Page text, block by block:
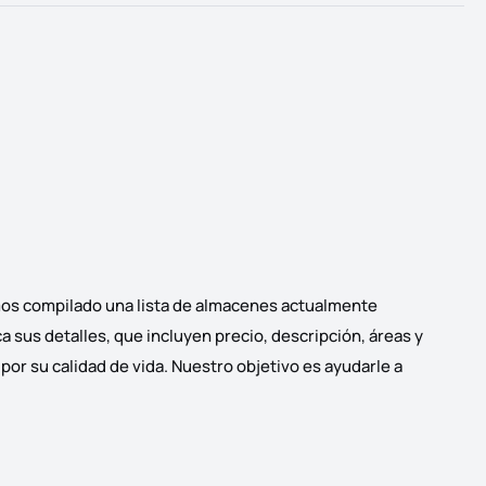
compilado una lista de almacenes actualmente
sus detalles, que incluyen precio, descripción, áreas y
su calidad de vida. Nuestro objetivo es ayudarle a